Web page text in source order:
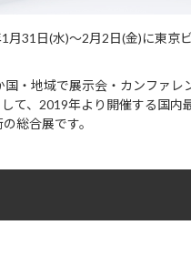
月31日(水)〜2月2日(金)に東京
国・地域で展示会・カンファ
て、2019年より開催する国内
総合展です。